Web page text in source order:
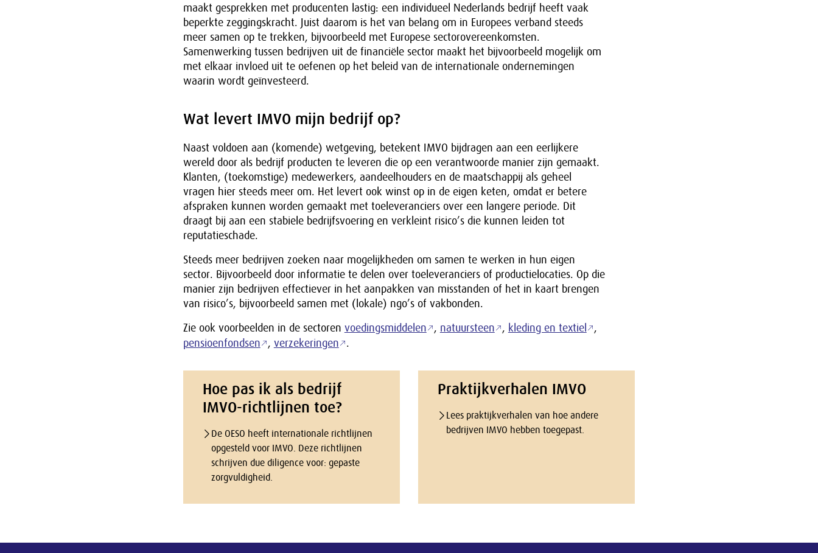
maakt gesprekken met producenten lastig: een individueel Nederlands bedrijf heeft vaak
beperkte zeggingskracht. Juist daarom is het van belang om in Europees verband steeds
meer samen op te trekken, bijvoorbeeld met Europese sectorovereenkomsten.
Samenwerking tussen bedrijven uit de financiële sector maakt het bijvoorbeeld mogelijk om
met elkaar invloed uit te oefenen op het beleid van de internationale ondernemingen
waarin wordt geïnvesteerd.
Wat levert IMVO mijn bedrijf op?
Naast voldoen aan (komende) wetgeving, betekent IMVO bijdragen aan een eerlijkere
wereld door als bedrijf producten te leveren die op een verantwoorde manier zijn gemaakt.
Klanten, (toekomstige) medewerkers, aandeelhouders en de maatschappij als geheel
vragen hier steeds meer om. Het levert ook winst op in de eigen keten, omdat er betere
afspraken kunnen worden gemaakt met toeleveranciers over een langere periode. Dit
draagt bij aan een stabiele bedrijfsvoering en verkleint risico’s die kunnen leiden tot
reputatieschade.
Steeds meer bedrijven zoeken naar mogelijkheden om samen te werken in hun eigen
sector. Bijvoorbeeld door informatie te delen over toeleveranciers of productielocaties. Op die
manier zijn bedrijven effectiever in het aanpakken van misstanden of het in kaart brengen
van risico’s, bijvoorbeeld samen met (lokale) ngo’s of vakbonden.
Zie ook voorbeelden in de sectoren voedingsmiddelen , natuursteen , kleding en textiel
,
pensioenfondsen
, verzekeringen .
Hoe pas ik als bedrijf
IMVO-richtlijnen toe?
De OESO heeft internationale richtlijnen
opgesteld voor IMVO. Deze richtlijnen
schrijven due diligence voor: gepaste
zorgvuldigheid.
Praktijkverhalen IMVO
Lees praktijkverhalen van hoe andere
bedrijven IMVO hebben toegepast.